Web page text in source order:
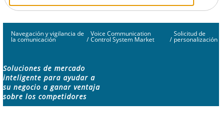
Navegación y vigilancia de
la comunicación /
Voice Communication
Control System Market /
Solicitud de
personalización
Soluciones de mercado
inteligente para ayudar a
su negocio a ganar ventaja
sobre los competidores